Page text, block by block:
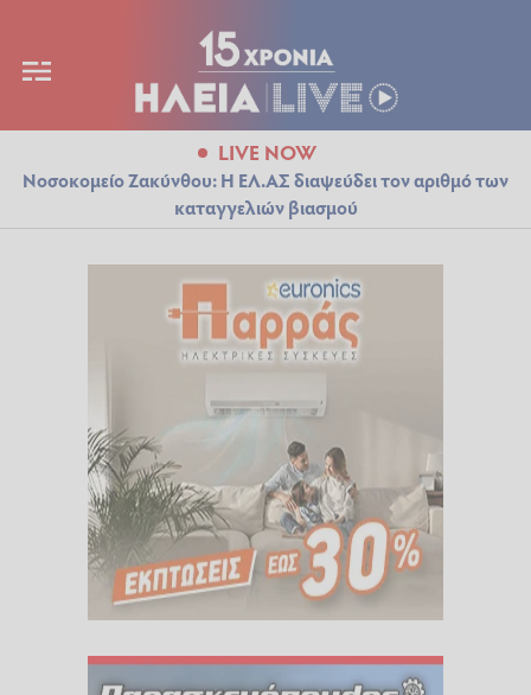
LIVE NOW
Νοσοκομείο Ζακύνθου: Η ΕΛ.ΑΣ διαψεύδει τον αριθμό των
καταγγελιών βιασμού